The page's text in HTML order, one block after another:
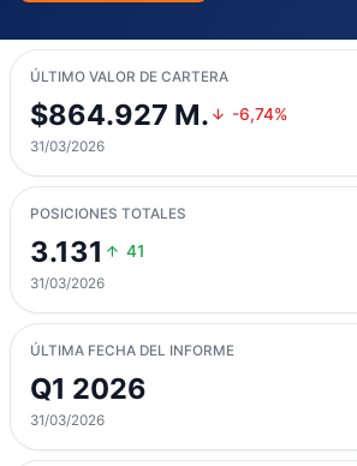
ÚLTIMO VALOR DE CARTERA
$864.927 M. -6,74%
31/03/2026
POSICIONES TOTALES
3.131 41
31/03/2026
ÚLTIMA FECHA DEL INFORME
Q1 2026
31/03/2026